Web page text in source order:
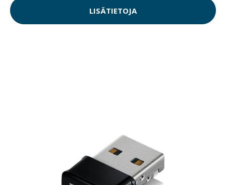
LISÄTIETOJA